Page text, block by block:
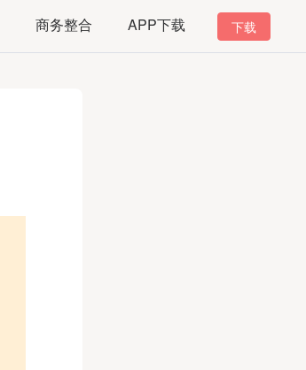
商务整合 APP下载 下载